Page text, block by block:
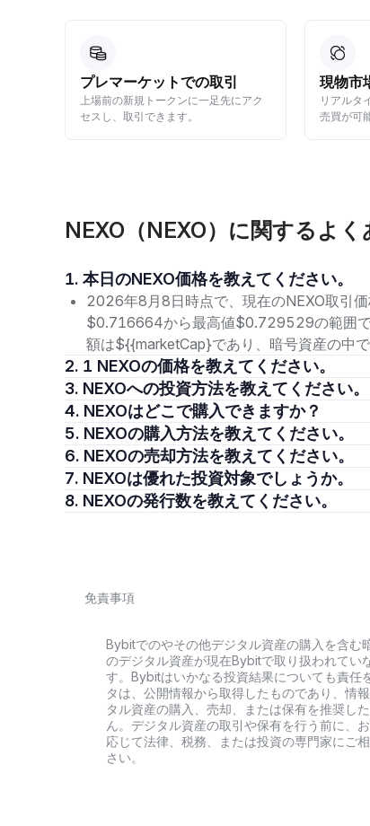
プレマーケットでの取引
上場前の新規トークンに一足先にアク
セスし、取引できます。
現物市
リアルタ
売買が可
NEXO（NEXO）に関するよく
1. 本日のNEXO価格を教えてください。
2026年8月8日時点で、現在のNEXO取引
$0.716664から最高値$0.729529の範囲
額は${{marketCap}であり、暗号資産の中
2. 1 NEXOの価格を教えてください。
3. NEXOへの投資方法を教えてください。
4. NEXOはどこで購入できますか？
5. NEXOの購入方法を教えてください。
6. NEXOの売却方法を教えてください。
7. NEXOは優れた投資対象でしょうか。
8. NEXOの発行数を教えてください。
免責事項
Bybitでのやその他デジタル資産の購入を含む
のデジタル資産が現在Bybitで取り扱われてい
す。Bybitはいかなる投資結果についても責任
タは、公開情報から取得したものであり、情
タル資産の購入、売却、または保有を推奨し
ん。デジタル資産の取引や保有を行う前に、
応じて法律、税務、または投資の専門家にご
さい。